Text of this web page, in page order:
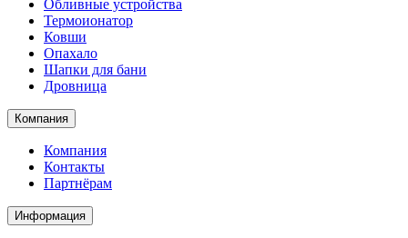
Обливные устройства
Термоионатор
Ковши
Опахало
Шапки для бани
Дровница
Компания
Компания
Контакты
Партнёрам
Информация